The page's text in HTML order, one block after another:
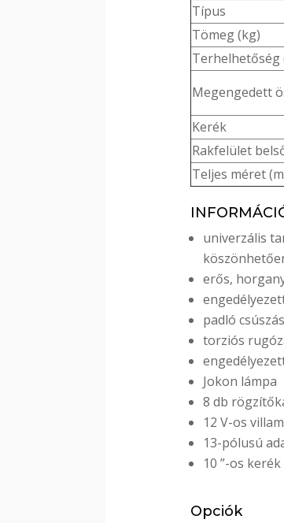
Típus
Tömeg (kg)
Terhelhetőség
Megengedett
Kerék
Rakfelület
Teljes méret
univerzális
erős,
padló
torziós
Jokon lámpa
8 db
12 V-os
13-pólusú
10 ”-os kerék
Opciók